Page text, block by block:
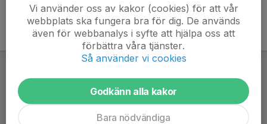
Vi använder oss av kakor (cookies) för att vår
webbplats ska fungera bra för dig. De används
även för webbanalys i syfte att hjälpa oss att
förbättra våra tjänster.
Så använder vi cookies
Godkänn alla kakor
Bara nödvändiga